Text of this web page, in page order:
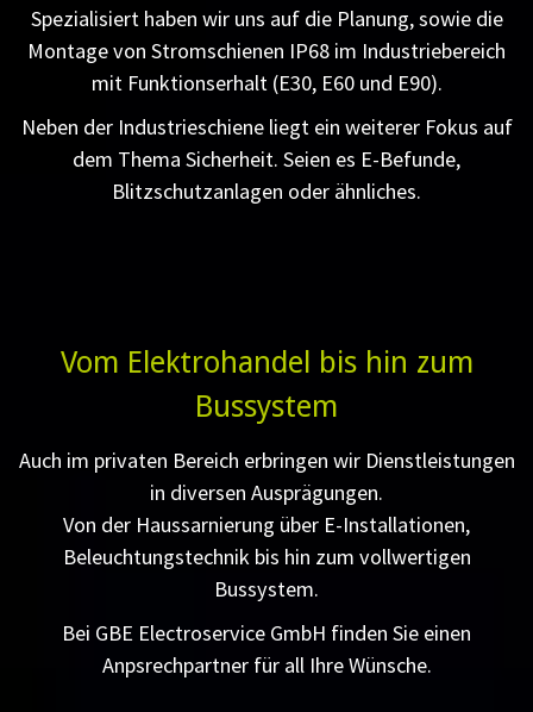
Spezialisiert haben wir uns auf die Planung, sowie die
Montage von Stromschienen IP68 im Industriebereich
mit Funktionserhalt (E30, E60 und E90).
Neben der Industrieschiene liegt ein weiterer Fokus auf
dem Thema Sicherheit. Seien es E-Befunde,
Blitzschutzanlagen oder ähnliches.
Vom Elektrohandel bis hin zum
Bussystem
Auch im privaten Bereich erbringen wir Dienstleistungen
in diversen Ausprägungen.
Von der Haussarnierung über E-Installationen,
Beleuchtungstechnik bis hin zum vollwertigen
Bussystem.
Bei GBE Electroservice GmbH finden Sie einen
Anpsrechpartner für all Ihre Wünsche.